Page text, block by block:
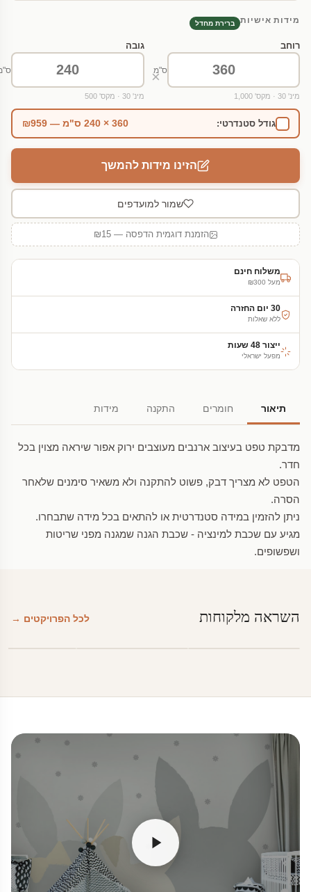
מידות אישיות ברירת מחדל
רוחב
ס"מ
מינ' 30 · מקס' 1,000
×
גובה
מינ' 30 · מקס' 500
גודל סטנדרטי: 360 × 240 ס"מ — ₪959
הזינו מידות להמשך
שמור למועדפים
הזמנת דוגמית הדפסה — ₪15
משלוח חינם
מעל ₪300
30 יום החזרה
ללא שאלות
ייצור 48 שעות
מפעל ישראלי
תיאור חומרים התקנה מידות
מדבקת טפט בעיצוב ארנבים מעוצבים ירוק אפור שיראה מצוין בכל
חדר.
הטפט לא מצריך דבק, פשוט להתקנה ולא משאיר סימנים שלאחר
הסרה.
ניתן להזמין במידה סטנדרטית או להתאים בכל מידה שתבחרו.
מגיע עם שכבת למינציה - שכבת הגנה שמגנה מפני שריטות
ושפשופים.
השראה מלקוחות לכל הפרויקטים →